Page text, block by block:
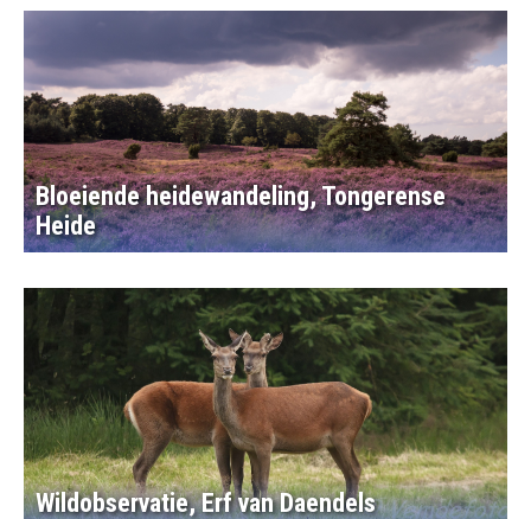
Bloeiende heidewandeling, Tongerense
Heide
Wildobservatie, Erf van Daendels